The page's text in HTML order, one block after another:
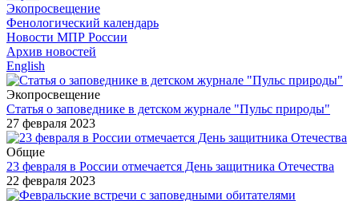
Экопросвещение
Фенологический календарь
Новости МПР России
Архив новостей
English
Экопросвещение
Статья о заповеднике в детском журнале "Пульс природы"
27 февраля 2023
Общие
23 февраля в России отмечается День защитника Отечества
22 февраля 2023